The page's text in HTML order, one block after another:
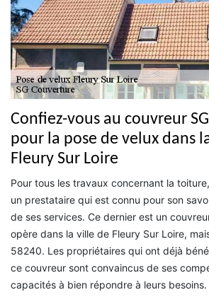
Confiez-vous au couvreur
pour la pose de velux dans
Fleury Sur Loire
Pour tous les travaux concernant la
un prestataire qui est connu pour son
de ses services. Ce dernier est un
opère dans la ville de Fleury Sur Loire,
58240. Les propriétaires qui ont déjà
ce couvreur sont convaincus de ses
capacités à bien répondre à leurs besoins.